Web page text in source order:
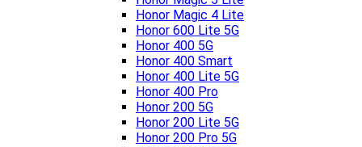
Honor Magic 4 Lite
Honor 600 Lite 5G
Honor 400 5G
Honor 400 Smart
Honor 400 Lite 5G
Honor 400 Pro
Honor 200 5G
Honor 200 Lite 5G
Honor 200 Pro 5G